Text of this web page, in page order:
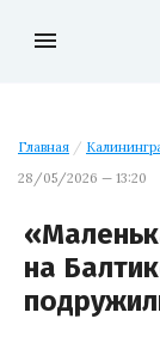
menu
Главная /
28/05/2026 — 13:20
на